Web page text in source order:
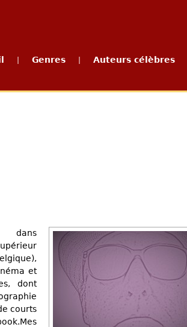
Genres Auteurs célèbres
dans
et
dont
courts